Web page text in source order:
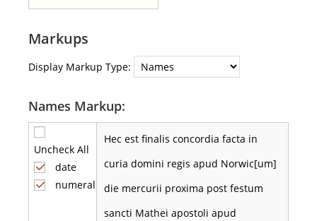
Markups
Display Markup Type:
Names Markup:
Uncheck All
date
numeral
Hec est finalis concordia facta in
curia domini regis apud Norwic[um]
die mercurii proxima post festum
sancti Mathei apostoli apud